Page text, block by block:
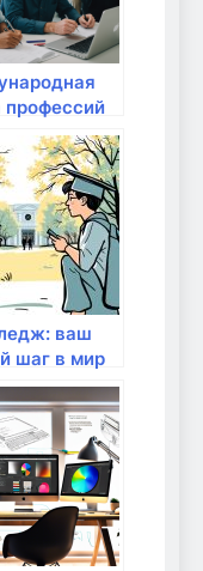
для
в Санкт-
новые
ваш
шаг в мир
и